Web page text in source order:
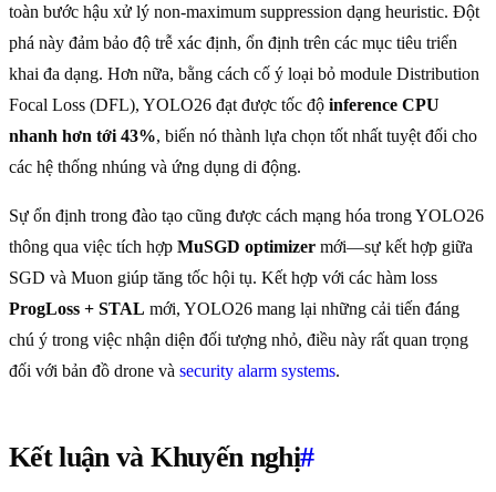
toàn bước hậu xử lý non-maximum suppression dạng heuristic. Đột
phá này đảm bảo độ trễ xác định, ổn định trên các mục tiêu triển
khai đa dạng. Hơn nữa, bằng cách cố ý loại bỏ module Distribution
Focal Loss (DFL), YOLO26 đạt được tốc độ inference CPU
nhanh hơn tới 43%, biến nó thành lựa chọn tốt nhất tuyệt đối cho
các hệ thống nhúng và ứng dụng di động.
Sự ổn định trong đào tạo cũng được cách mạng hóa trong YOLO26
thông qua việc tích hợp MuSGD optimizer mới—sự kết hợp giữa
SGD và Muon giúp tăng tốc hội tụ. Kết hợp với các hàm loss
ProgLoss + STAL mới, YOLO26 mang lại những cải tiến đáng
chú ý trong việc nhận diện đối tượng nhỏ, điều này rất quan trọng
đối với bản đồ drone và security alarm systems.
Kết luận và Khuyến nghị#